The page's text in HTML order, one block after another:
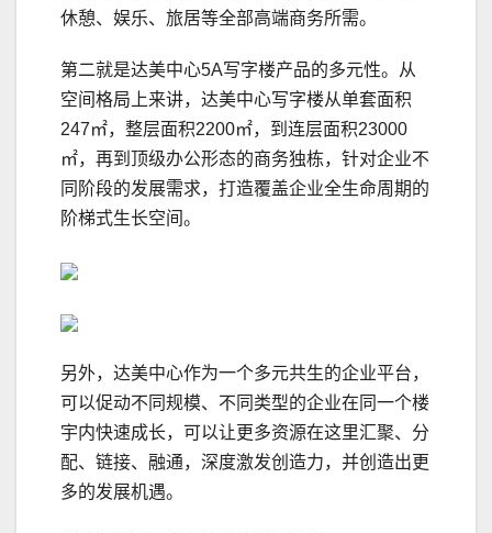
休憩、娱乐、旅居等全部高端商务所需。
第二就是达美中心5A写字楼产品的多元性。从
空间格局上来讲，达美中心写字楼从单套面积
247㎡，整层面积2200㎡，到连层面积23000
㎡，再到顶级办公形态的商务独栋，针对企业不
同阶段的发展需求，打造覆盖企业全生命周期的
阶梯式生长空间。
另外，达美中心作为一个多元共生的企业平台，
可以促动不同规模、不同类型的企业在同一个楼
宇内快速成长，可以让更多资源在这里汇聚、分
配、链接、融通，深度激发创造力，并创造出更
多的发展机遇。